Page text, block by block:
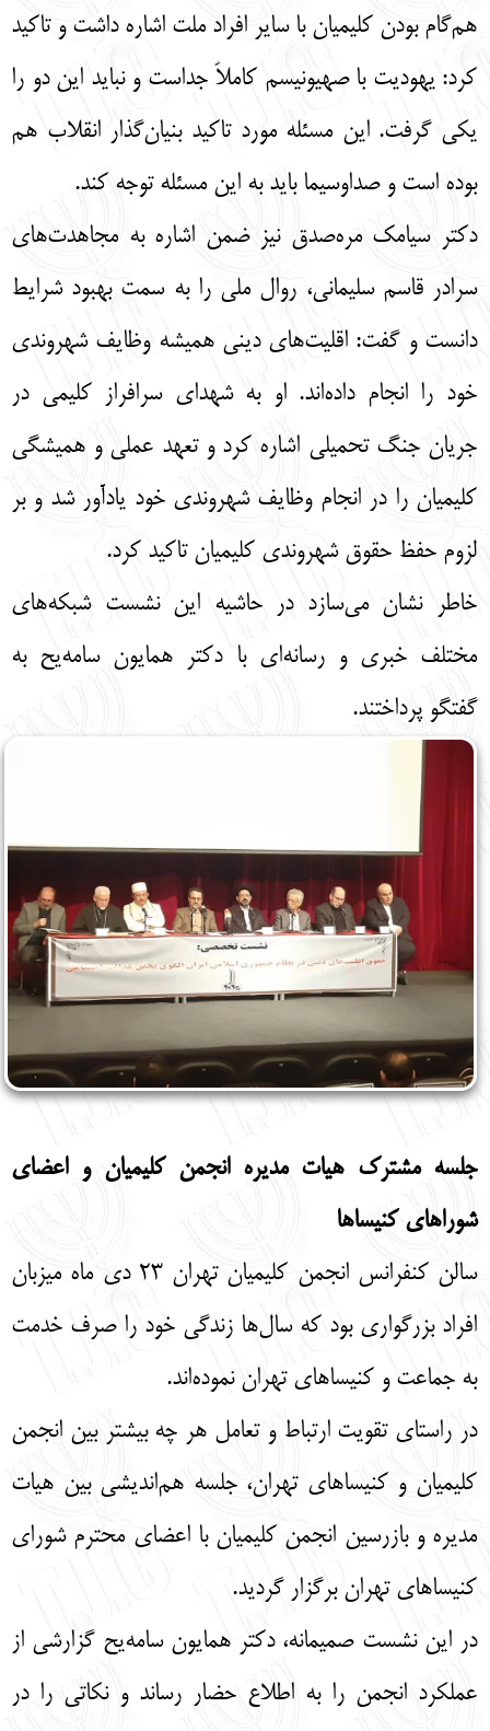
هم‌گام بودن کلیمیان با سایر افراد ملت اشاره داشت و تاکید
کرد: یهودیت با صهیونیسم کاملاً جداست و نباید این دو را
یکی گرفت. این مسئله مورد تاکید بنیان‌گذار انقلاب هم
بوده است و صداوسیما باید به این مسئله توجه کند.
دکتر سیامک مره‌صدق نیز ضمن اشاره به مجاهدت‌های
سرادر قاسم سلیمانی، روال ملی را به سمت بهبود شرایط
دانست و گفت: اقلیت‌های دینی همیشه وظایف شهروندی
خود را انجام داده‌اند. او به شهدای سرافراز کلیمی در
جریان جنگ تحمیلی اشاره کرد و تعهد عملی و همیشگی
کلیمیان را در انجام وظایف شهروندی خود یادآور شد و بر
لزوم حفظ حقوق شهروندی کلیمیان تاکید کرد.
خاطر نشان می‌سازد در حاشیه این نشست شبکه‌های
مختلف خبری و رسانه‌ای با دکتر همایون سامه‌یح به
گفتگو پرداختند.
جلسه مشترک هیات مدیره انجمن کلیمیان و اعضای
شوراهای کنیساها
سالن کنفرانس انجمن کلیمیان تهران ۲۳ دی ماه میزبان
افراد بزرگواری بود که سال‌ها زندگی خود را صرف خدمت
به جماعت و کنیساهای تهران نموده‌اند.
در راستای تقویت ارتباط و تعامل هر چه بیشتر بین انجمن
کلیمیان و کنیساهای تهران، جلسه هم‌اندیشی بین هیات
مدیره و بازرسین انجمن کلیمیان با اعضای محترم شورای
کنیساهای تهران برگزار گردید.
در این نشست صمیمانه، دکتر همایون سامه‌یح گزارشی از
عملکرد انجمن را به اطلاع حضار رساند و نکاتی را در